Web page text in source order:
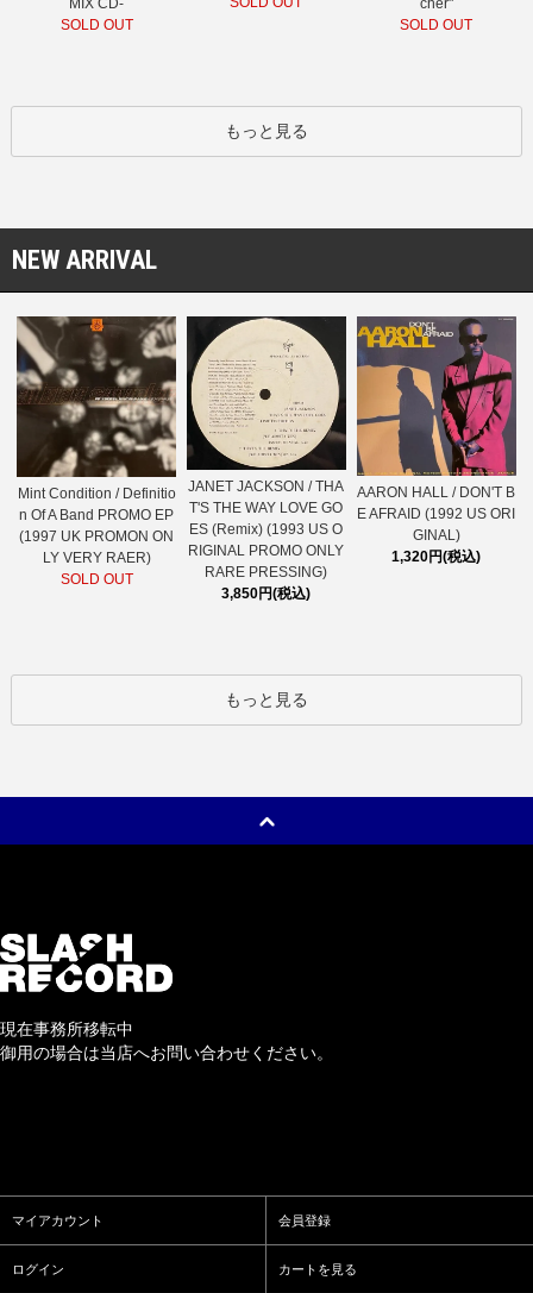
SOLD OUT
SOLD OUT
もっと見る
NEW ARRIVAL
Mint Condition / Definitio
n Of A Band PROMO EP
(1997 UK PROMON ON
LY VERY RAER)
SOLD OUT
JANET JACKSON / THA
T'S THE WAY LOVE GO
ES (Remix) (1993 US O
RIGINAL PROMO ONLY
RARE PRESSING)
3,850円(税込)
AARON HALL / DON'T B
E AFRAID (1992 US ORI
GINAL)
1,320円(税込)
もっと見る
現在事務所移転中
御用の場合は当店へお問い合わせください。
マイアカウント 会員登録
ログイン カートを見る